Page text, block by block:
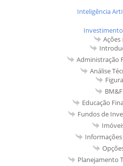
Inteligência
Ações
Administração
Análise
BM&F
Educação
Fundos de
Informações
Planejamento